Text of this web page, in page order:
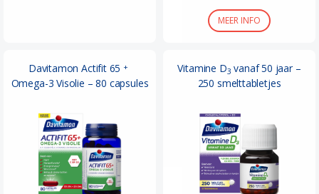
MEER INFO
Davitamon Actifit 65 +
Omega-3 Visolie – 80 capsules
Vitamine D3 vanaf 50 jaar –
250 smelttabletjes